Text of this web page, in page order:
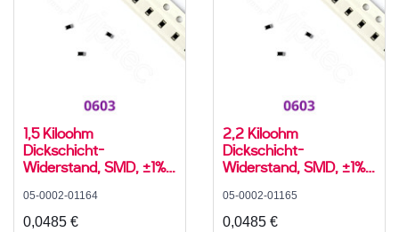
1,5 Kiloohm
Dickschicht-
Widerstand, SMD, ±1%,
°C, 0603
05-0002-01164
0,0485 €
2,2 Kiloohm
Dickschicht-
Widerstand, SMD, ±1%,
°C, 0603
05-0002-01165
0,0485 €